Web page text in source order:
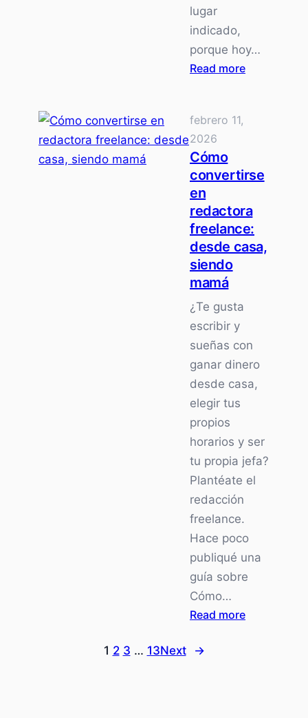
lugar
indicado,
porque hoy…
Read more:
YouTube
en
2026
febrero 11,
2026
Cómo
convertirse
en
redactora
freelance:
desde casa,
siendo
mamá
¿Te gusta
escribir y
sueñas con
ganar dinero
desde casa,
elegir tus
propios
horarios y ser
tu propia jefa?
Plantéate el
redacción
freelance.
Hace poco
publiqué una
guía sobre
Cómo…
Read more:
1 2 3 … 13Next →